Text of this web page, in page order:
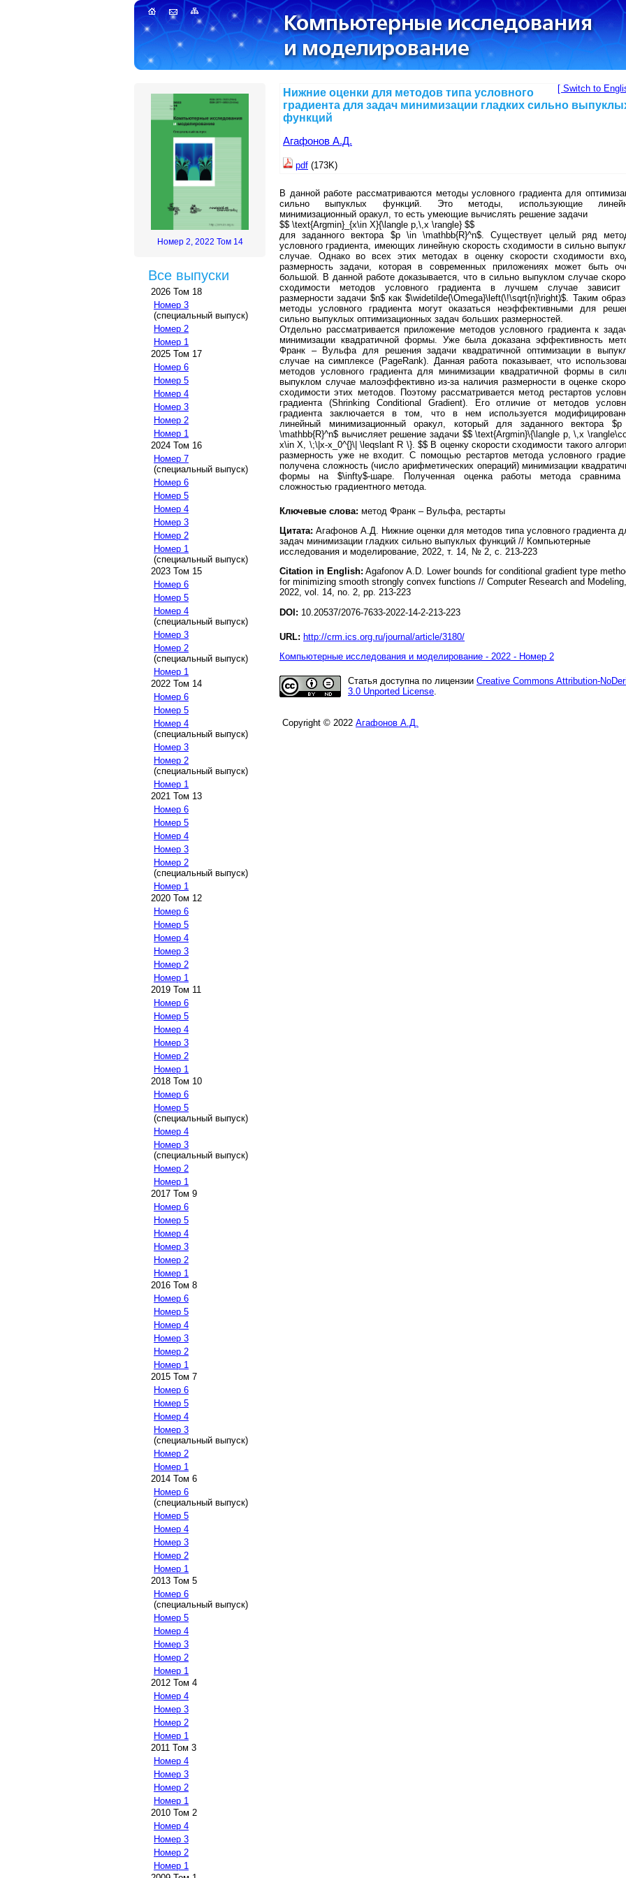
Номер 2, 2022 Том 14
Все выпуски
2026 Том 18
Номер 3
(специальный выпуск)
Номер 2
Номер 1
2025 Том 17
Номер 6
Номер 5
Номер 4
Номер 3
Номер 2
Номер 1
2024 Том 16
Номер 7
(специальный выпуск)
Номер 6
Номер 5
Номер 4
Номер 3
Номер 2
Номер 1
(специальный выпуск)
2023 Том 15
Номер 6
Номер 5
Номер 4
(специальный выпуск)
Номер 3
Номер 2
(специальный выпуск)
Номер 1
2022 Том 14
Номер 6
Номер 5
Номер 4
(специальный выпуск)
Номер 3
Номер 2
(специальный выпуск)
Номер 1
2021 Том 13
Номер 6
Номер 5
Номер 4
Номер 3
Номер 2
(специальный выпуск)
Номер 1
2020 Том 12
Номер 6
Номер 5
Номер 4
Номер 3
Номер 2
Номер 1
2019 Том 11
Номер 6
Номер 5
Номер 4
Номер 3
Номер 2
Номер 1
2018 Том 10
Номер 6
Номер 5
(специальный выпуск)
Номер 4
Номер 3
(специальный выпуск)
Номер 2
Номер 1
2017 Том 9
Номер 6
Номер 5
Номер 4
Номер 3
Номер 2
Номер 1
2016 Том 8
Номер 6
Номер 5
Номер 4
Номер 3
Номер 2
Номер 1
2015 Том 7
Номер 6
Номер 5
Номер 4
Номер 3
(специальный выпуск)
Номер 2
Номер 1
2014 Том 6
Номер 6
(специальный выпуск)
Номер 5
Номер 4
Номер 3
Номер 2
Номер 1
2013 Том 5
Номер 6
(специальный выпуск)
Номер 5
Номер 4
Номер 3
Номер 2
Номер 1
2012 Том 4
Номер 4
Номер 3
Номер 2
Номер 1
2011 Том 3
Номер 4
Номер 3
Номер 2
Номер 1
2010 Том 2
Номер 4
Номер 3
Номер 2
Номер 1
[ Switch to
Нижние оценки для методов типа условного
градиента для задач минимизации гладких сильно
функций
Агафонов А.Д.
pdf (173K)
В данной работе рассматриваются методы условного градиента для
сильно выпуклых функций. Это методы, использующие
минимизационный оракул, то есть умеющие вычислять решение задачи
$$ \text{Argmin}_{x\in X}{\langle p,\,x \rangle} $$
для заданного вектора $p \in \mathbb{R}^n$. Существует целый ряд
условного градиента, имеющих линейную скорость сходимости в сильно
случае. Однако во всех этих методах в оценку скорости сходимости
размерность задачи, которая в современных приложениях может быть
большой. В данной работе доказывается, что в сильно выпуклом случае
сходимости методов условного градиента в лучшем случае
размерности задачи $n$ как $\widetilde{\Omega}\left(\!\sqrt{n}\right)$. Таким
методы условного градиента могут оказаться неэффективными для
сильно выпуклых оптимизационных задач больших размерностей.
Отдельно рассматривается приложение методов условного градиента к
минимизации квадратичной формы. Уже была доказана эффективность
Франк – Вульфа для решения задачи квадратичной оптимизации в
случае на симплексе (PageRank). Данная работа показывает, что
методов условного градиента для минимизации квадратичной формы в
выпуклом случае малоэффективно из-за наличия размерности в оценке
сходимости этих методов. Поэтому рассматривается метод рестартов
градиента (Shrinking Conditional Gradient). Его отличие от методов
градиента заключается в том, что в нем используется
линейный минимизационный оракул, который для заданного вектора
\mathbb{R}^n$ вычисляет решение задачи $$ \text{Argmin}\{\langle p, \,x
x\in X, \;\|x-x_0^{}\| \leqslant R \}. $$ В оценку скорости сходимости такого
размерность уже не входит. С помощью рестартов метода условного
получена сложность (число арифметических операций) минимизации
формы на $\infty$-шаре. Полученная оценка работы метода
сложностью градиентного метода.
Ключевые слова: метод Франк – Вульфа, рестарты
Цитата: Агафонов А.Д. Нижние оценки для методов типа условного градиента
задач минимизации гладких сильно выпуклых функций // Компьютерные
исследования и моделирование, 2022, т. 14, № 2, с. 213-223
Citation in English: Agafonov A.D. Lower bounds for conditional gradient type
for minimizing smooth strongly convex functions // Computer Research and Modeling,
2022, vol. 14, no. 2, pp. 213-223
DOI: 10.20537/2076-7633-2022-14-2-213-223
URL: http://crm.ics.org.ru/journal/article/3180/
Компьютерные исследования и моделирование - 2022 - Номер 2
Статья доступна по лицензии Creative Commons Attribution-
3.0 Unported License
Copyright © 2022 Агафонов А.Д.